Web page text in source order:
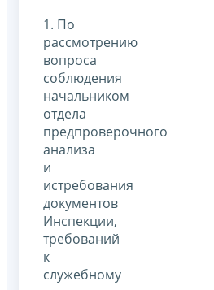
1. По
рассмотрению
вопроса
соблюдения
начальником
отдела
предпроверочного
анализа
и
истребования
документов
Инспекции,
требований
к
служебному